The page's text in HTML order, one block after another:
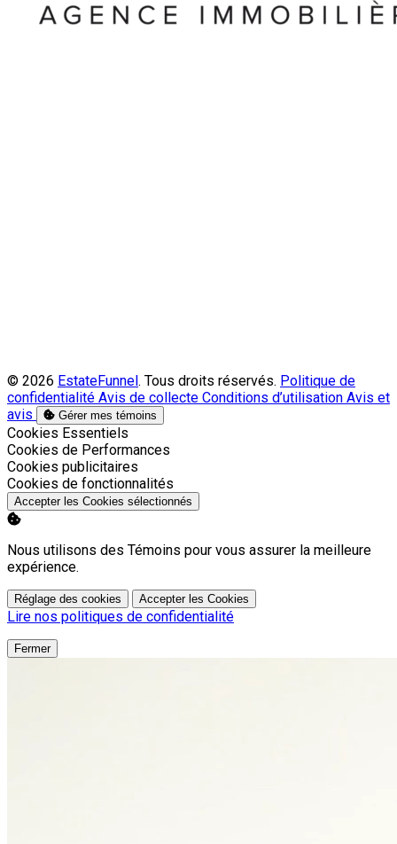
© 2026 EstateFunnel. Tous droits réservés. Politique de
confidentialité Avis de collecte Conditions d’utilisation Avis et
avis
Gérer mes témoins
Activer
Cookies Essentiels
Activer
Cookies de Performances
Activer
Cookies publicitaires
Activer
Cookies de fonctionnalités
Accepter les Cookies sélectionnés
Nous utilisons des Témoins pour vous assurer la meilleure
expérience.
Réglage des cookies Accepter les Cookies
Lire nos politiques de confidentialité
Fermer